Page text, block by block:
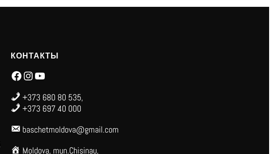
КОНТАКТЫ
Facebook Instagram YouTube
+373 680 80 535,
+373 697 40 000
baschetmoldova@gmail.com
Moldova, mun.Chisinau,